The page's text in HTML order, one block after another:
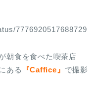
7776920517688729
朝食を食べた喫茶店
ある
『Caffice』 で撮影